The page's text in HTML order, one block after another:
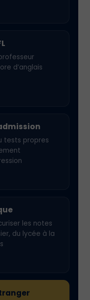
professeur
d’anglais
ou tests propres
les notes
du lycée à la
?